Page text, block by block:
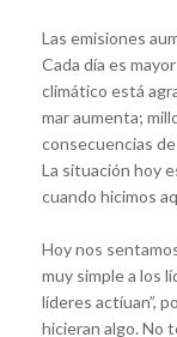
Las emisiones
Cada día es
climático está
mar aumenta;
consecuencias
La situación hoy
cuando hicimos
Hoy nos
muy simple a los
líderes actíuan”,
hicieran algo. No